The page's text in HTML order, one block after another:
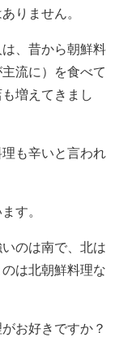
りません。
、昔から朝鮮料
流に）を食べて
増えてきまし
も辛いと言われ
す。
のは南で、北は
は北朝鮮料理な
お好きですか？